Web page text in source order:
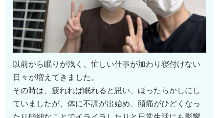
以前から眠りが浅く、忙しい仕事が加わり寝付けない
日々が増えてきました。
その時は、疲れれば眠れると思い、ほったらかしにし
ていましたが、体に不調が出始め、頭痛がひどくなっ